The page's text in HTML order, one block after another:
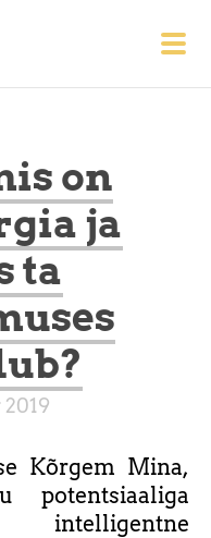
on
ja
ta
Kõrgem Mina,
potentsiaaliga
intelligentne